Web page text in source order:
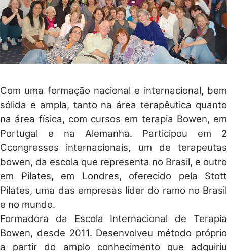
Com uma formação nacional e internacional, bem
sólida e ampla, tanto na área terapêutica quanto
na área física, com cursos em terapia Bowen, em
Portugal e na Alemanha. Participou em 2
Ccongressos internacionais, um de terapeutas
bowen, da escola que representa no Brasil, e outro
em Pilates, em Londres, oferecido pela Stott
Pilates, uma das empresas líder do ramo no Brasil
e no mundo.
Formadora da Escola Internacional de Terapia
Bowen, desde 2011. Desenvolveu método próprio
a partir do amplo conhecimento que adquiriu